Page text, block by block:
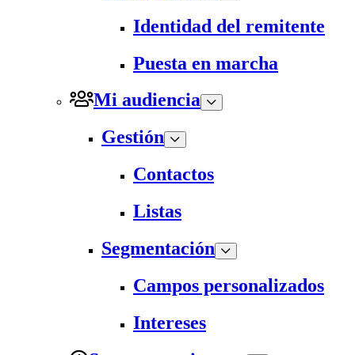
Identidad del remitente
Puesta en marcha
Mi audiencia
Gestión
Contactos
Listas
Segmentación
Campos personalizados
Intereses